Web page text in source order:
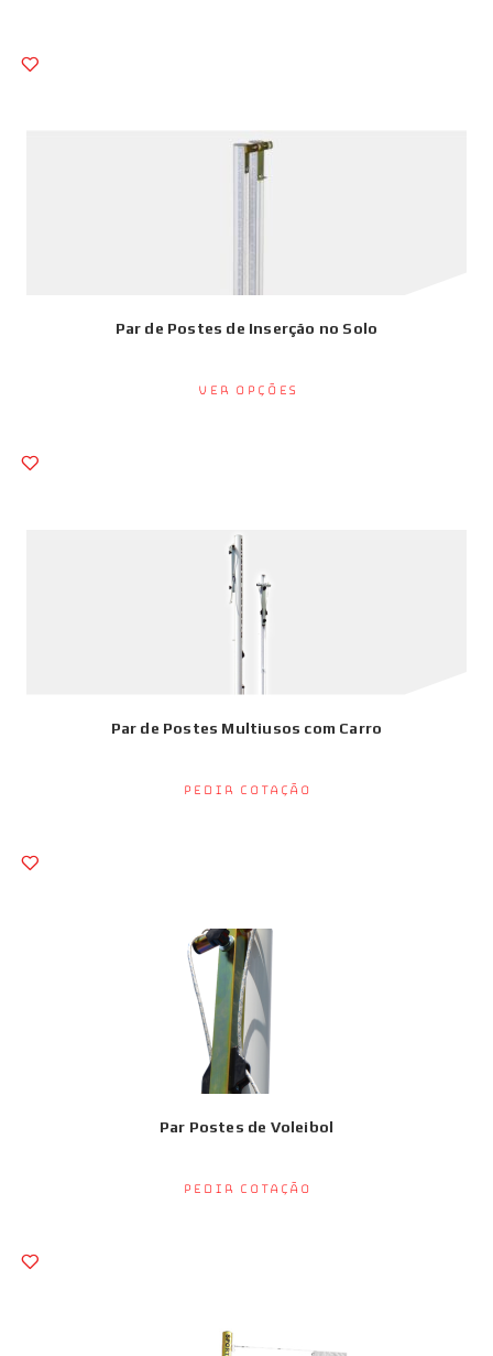
Par de Postes de Inserção no Solo
Ver opções
Par de Postes Multiusos com Carro
Pedir Cotação
Par Postes de Voleibol
Pedir Cotação